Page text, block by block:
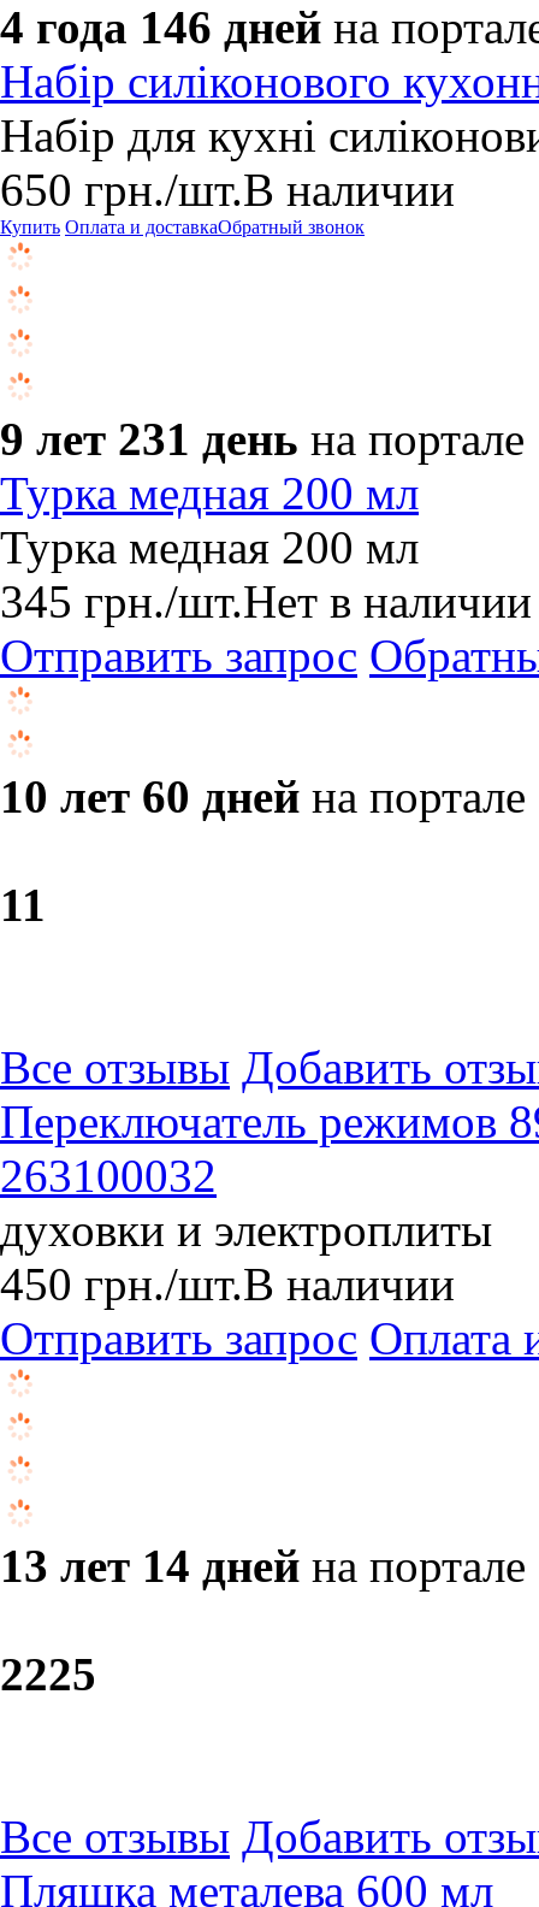
4 года 146 дней на
Набір силіконового
Набір для кухні
650 грн./шт.В наличии
Купить Оплата и доставкаОбратный звонок
9 лет 231 день на портале
Турка медная 200 мл
Турка медная 200 мл
345 грн./шт.Нет в наличии
Отправить запрос
10 лет 60 дней на портале
11
Все отзывы Добавить
Переключатель режимов
263100032
духовки и электроплиты
450 грн./шт.В наличии
Отправить запрос Оплата
13 лет 14 дней на портале
2225
Все отзывы Добавить
Пляшка металева 600 мл